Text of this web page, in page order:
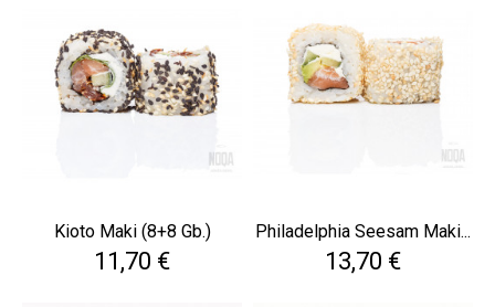
Kioto Maki (8+8 Gb.)
Cena
11,70 €
Philadelphia Seesam Maki...
Cena
13,70 €